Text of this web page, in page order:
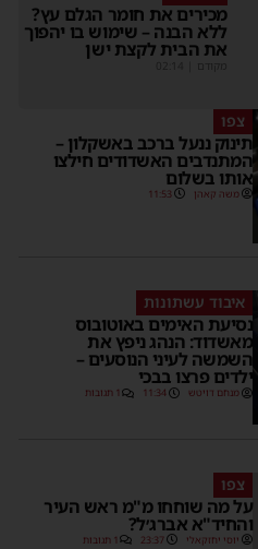
מכירים את חומר הגלם עץ?
ללא הבנה – שימוש בו יהפוך
את הבית לקצת ישן
ננעל ברכב באשקלון –
האשדודים חילצו
בשלום
קאהן 11:53
עשתונות
האימים באוטובוס
הנהג ניפץ את
לעיני הנוסעים –
פרצו בבכי
מנחם דויטש 11:34 1 תגובות
מה שוחחו מ"מ ראש העיר
אברג׳ל?
יוסי יחזקאלי 23:37 1 תגובות